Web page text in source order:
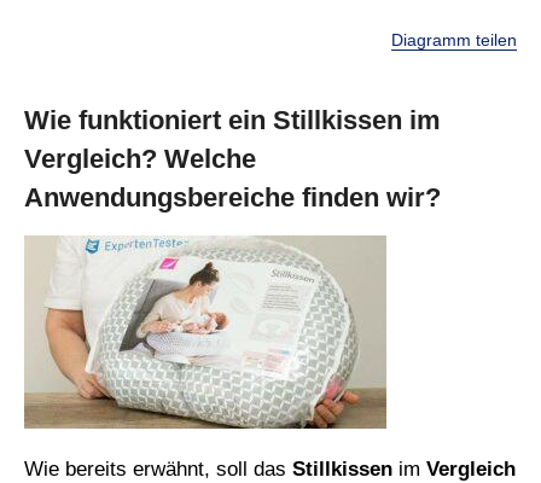
Diagramm teilen
Wie funktioniert ein Stillkissen im
Vergleich? Welche
Anwendungsbereiche finden wir?
Wie bereits erwähnt, soll das Stillkissen im Vergleich